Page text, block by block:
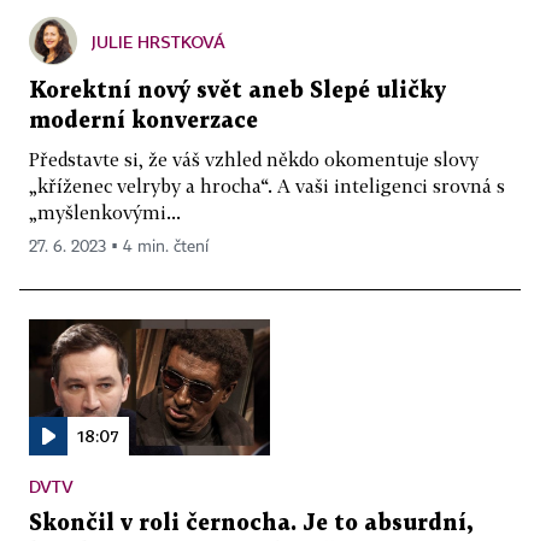
JULIE HRSTKOVÁ
Korektní nový svět aneb Slepé uličky
moderní konverzace
Představte si, že váš vzhled někdo okomentuje slovy
„kříženec velryby a hrocha“. A vaši inteligenci srovná s
„myšlenkovými...
27. 6. 2023 ▪ 4 min. čtení
18:07
DVTV
Skončil v roli černocha. Je to absurdní,